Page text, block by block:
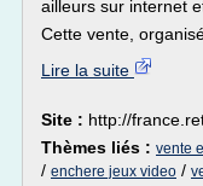
ailleurs sur internet
Cette vente,
Lire la suite
Site : http://
Thèmes liés : vente
/ enchere jeux video /